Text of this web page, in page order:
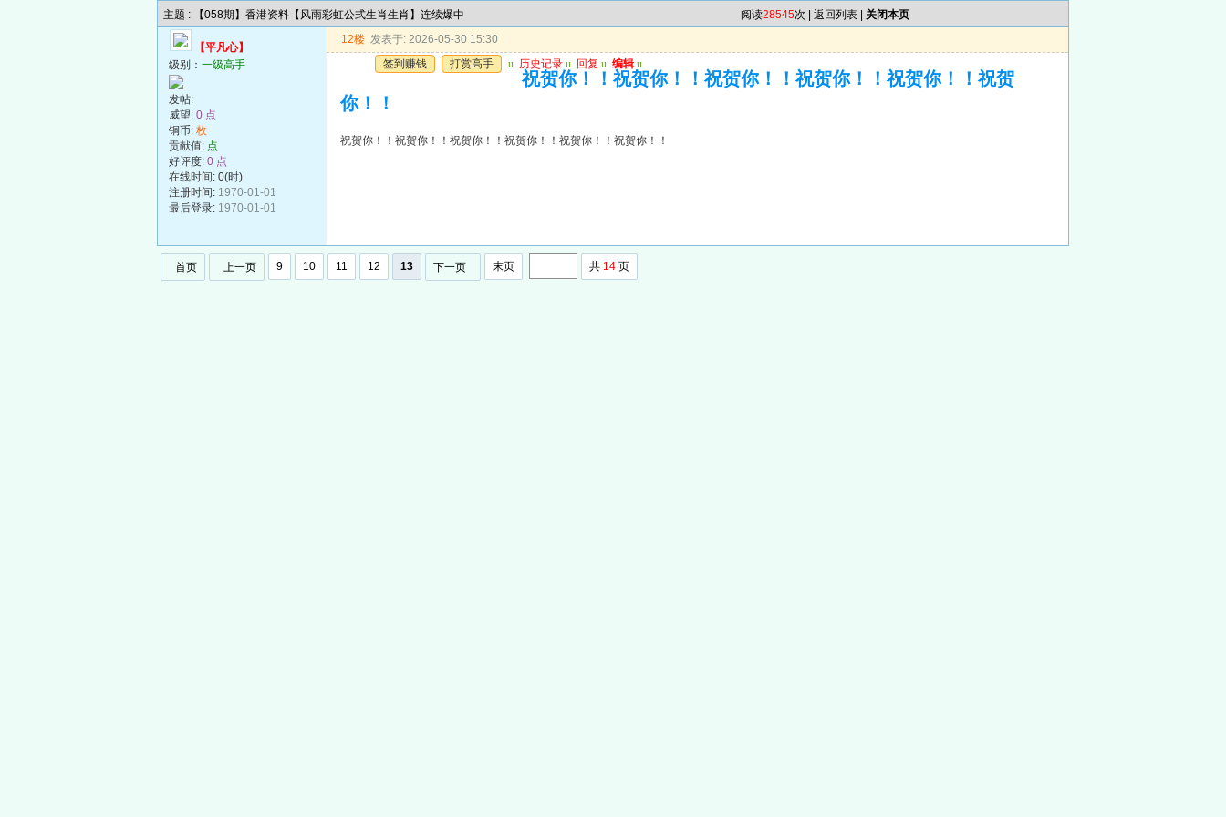
主题 : 【058期】香港资料【风雨彩虹公式生肖生肖】连续爆中 阅读28545次 | 返回列表 关闭本页
【平凡心】
级别： 一级高手
发帖:
威望: 0 点
铜币: 枚
贡献值: 点
好评度: 0 点
在线时间: 0(时)
注册时间: 1970-01-01
最后登录: 1970-01-01
12楼 发表于: 2026-05-30 15:30
签到赚钱
打赏高手 u 历史记录 u 回复 u 编辑 u
祝贺你！！祝贺你！！祝贺你！！祝贺你！！祝贺你！！祝贺
你！！
祝贺你！！祝贺你！！祝贺你！！祝贺你！！祝贺你！！祝贺你！！
首页 上一页 9 10 11 12 13 下一页 末页 共 14 页